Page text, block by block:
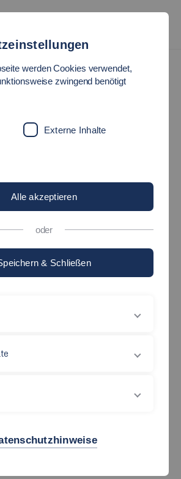
werden Cookies verwendet,
zwingend benötigt
Externe Inhalte
Alle akzeptieren
oder
& Schließen